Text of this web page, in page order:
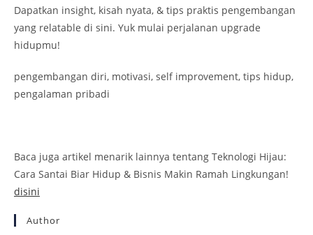
Dapatkan insight, kisah nyata, & tips praktis pengembangan
yang relatable di sini. Yuk mulai perjalanan upgrade
hidupmu!
pengembangan diri, motivasi, self improvement, tips hidup,
pengalaman pribadi
Baca juga artikel menarik lainnya tentang Teknologi Hijau:
Cara Santai Biar Hidup & Bisnis Makin Ramah Lingkungan!
disini
Author